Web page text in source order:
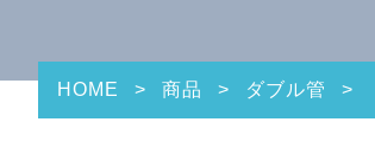
HOME > 商品 > ダブル管 >